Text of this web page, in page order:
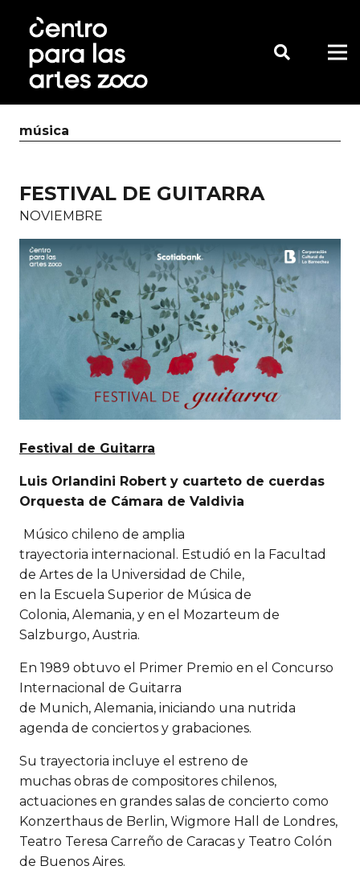
música
FESTIVAL DE GUITARRA
NOVIEMBRE
Festival de Guitarra
Luis Orlandini Robert y cuarteto de cuerdas
Orquesta de Cámara de Valdivia
Músico chileno de amplia
trayectoria internacional. Estudió en la Facultad
de Artes de la Universidad de Chile,
en la Escuela Superior de Música de
Colonia, Alemania, y en el Mozarteum de
Salzburgo, Austria.
En 1989 obtuvo el Primer Premio en el Concurso
Internacional de Guitarra
de Munich, Alemania, iniciando una nutrida
agenda de conciertos y grabaciones.
Su trayectoria incluye el estreno de
muchas obras de compositores chilenos,
actuaciones en grandes salas de concierto como
Konzerthaus de Berlin, Wigmore Hall de Londres,
Teatro Teresa Carreño de Caracas y Teatro Colón
de Buenos Aires.